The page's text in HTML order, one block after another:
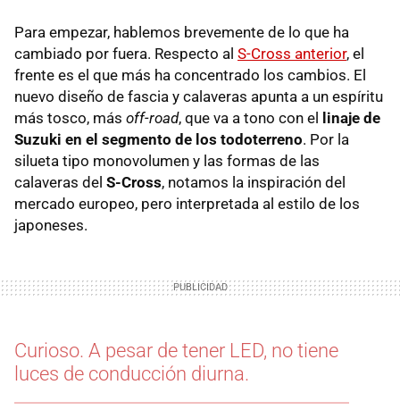
Para empezar, hablemos brevemente de lo que ha
cambiado por fuera. Respecto al S-Cross anterior, el
frente es el que más ha concentrado los cambios. El
nuevo diseño de fascia y calaveras apunta a un espíritu
más tosco, más off-road, que va a tono con el linaje de
Suzuki en el segmento de los todoterreno. Por la
silueta tipo monovolumen y las formas de las
calaveras del S-Cross, notamos la inspiración del
mercado europeo, pero interpretada al estilo de los
japoneses.
Curioso. A pesar de tener LED, no tiene
luces de conducción diurna.